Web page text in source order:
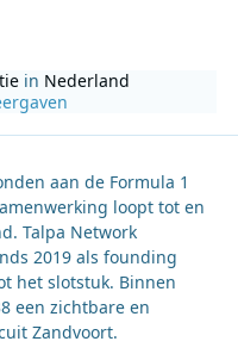
in Nederland
aan de Formula 1
loopt tot en
Talpa Network
2019 als founding
het slotstuk. Binnen
een zichtbare en
Zandvoort.